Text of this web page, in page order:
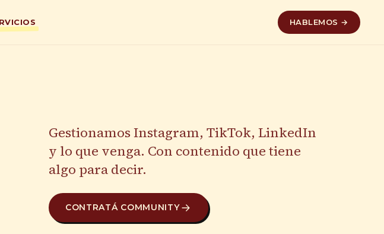
HABLEMOS →
Gestionamos Instagram, TikTok, LinkedIn
y lo que venga. Con contenido que tiene
algo para decir.
CONTRATÁ COMMUNITY